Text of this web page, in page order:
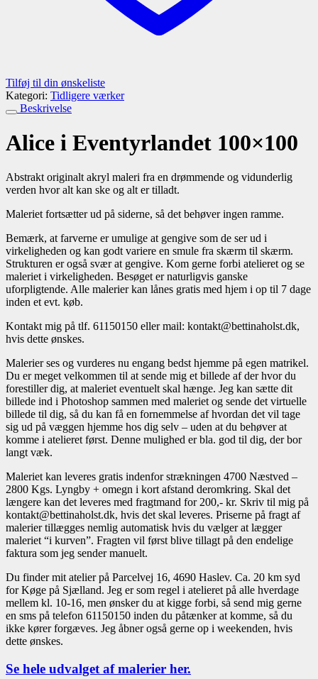
Tilføj til din ønskeliste
Kategori: Tidligere værker
Beskrivelse
Alice i Eventyrlandet 100×100
Abstrakt originalt akryl maleri fra en drømmende og vidunderlig
verden hvor alt kan ske og alt er tilladt.
Maleriet fortsætter ud på siderne, så det behøver ingen ramme.
Bemærk, at farverne er umulige at gengive som de ser ud i
virkeligheden og kan godt variere en smule fra skærm til skærm.
Strukturen er også svær at gengive. Kom gerne forbi atelieret og se
maleriet i virkeligheden. Besøget er naturligvis ganske
uforpligtende. Alle malerier kan lånes gratis med hjem i op til 7 dage
inden et evt. køb.
Kontakt mig på tlf. 61150150 eller mail: kontakt@bettinaholst.dk,
hvis dette ønskes.
Malerier ses og vurderes nu engang bedst hjemme på egen matrikel.
Du er meget velkommen til at sende mig et billede af der hvor du
forestiller dig, at maleriet eventuelt skal hænge. Jeg kan sætte dit
billede ind i Photoshop sammen med maleriet og sende det virtuelle
billede til dig, så du kan få en fornemmelse af hvordan det vil tage
sig ud på væggen hjemme hos dig selv – uden at du behøver at
komme i atelieret først. Denne mulighed er bla. god til dig, der bor
langt væk.
Maleriet kan leveres gratis indenfor strækningen 4700 Næstved –
2800 Kgs. Lyngby + omegn i kort afstand deromkring. Skal det
længere kan det leveres med fragtmand for 200,- kr. Skriv til mig på
kontakt@bettinaholst.dk, hvis det skal leveres. Priserne på fragt af
malerier tillægges nemlig automatisk hvis du vælger at lægger
maleriet “i kurven”. Fragten vil først blive tillagt på den endelige
faktura som jeg sender manuelt.
Du finder mit atelier på Parcelvej 16, 4690 Haslev. Ca. 20 km syd
for Køge på Sjælland. Jeg er som regel i atelieret på alle hverdage
mellem kl. 10-16, men ønsker du at kigge forbi, så send mig gerne
en sms på telefon 61150150 inden du påtænker at komme, så du
ikke kører forgæves. Jeg åbner også gerne op i weekenden, hvis
dette ønskes.
Se hele udvalget af malerier her.